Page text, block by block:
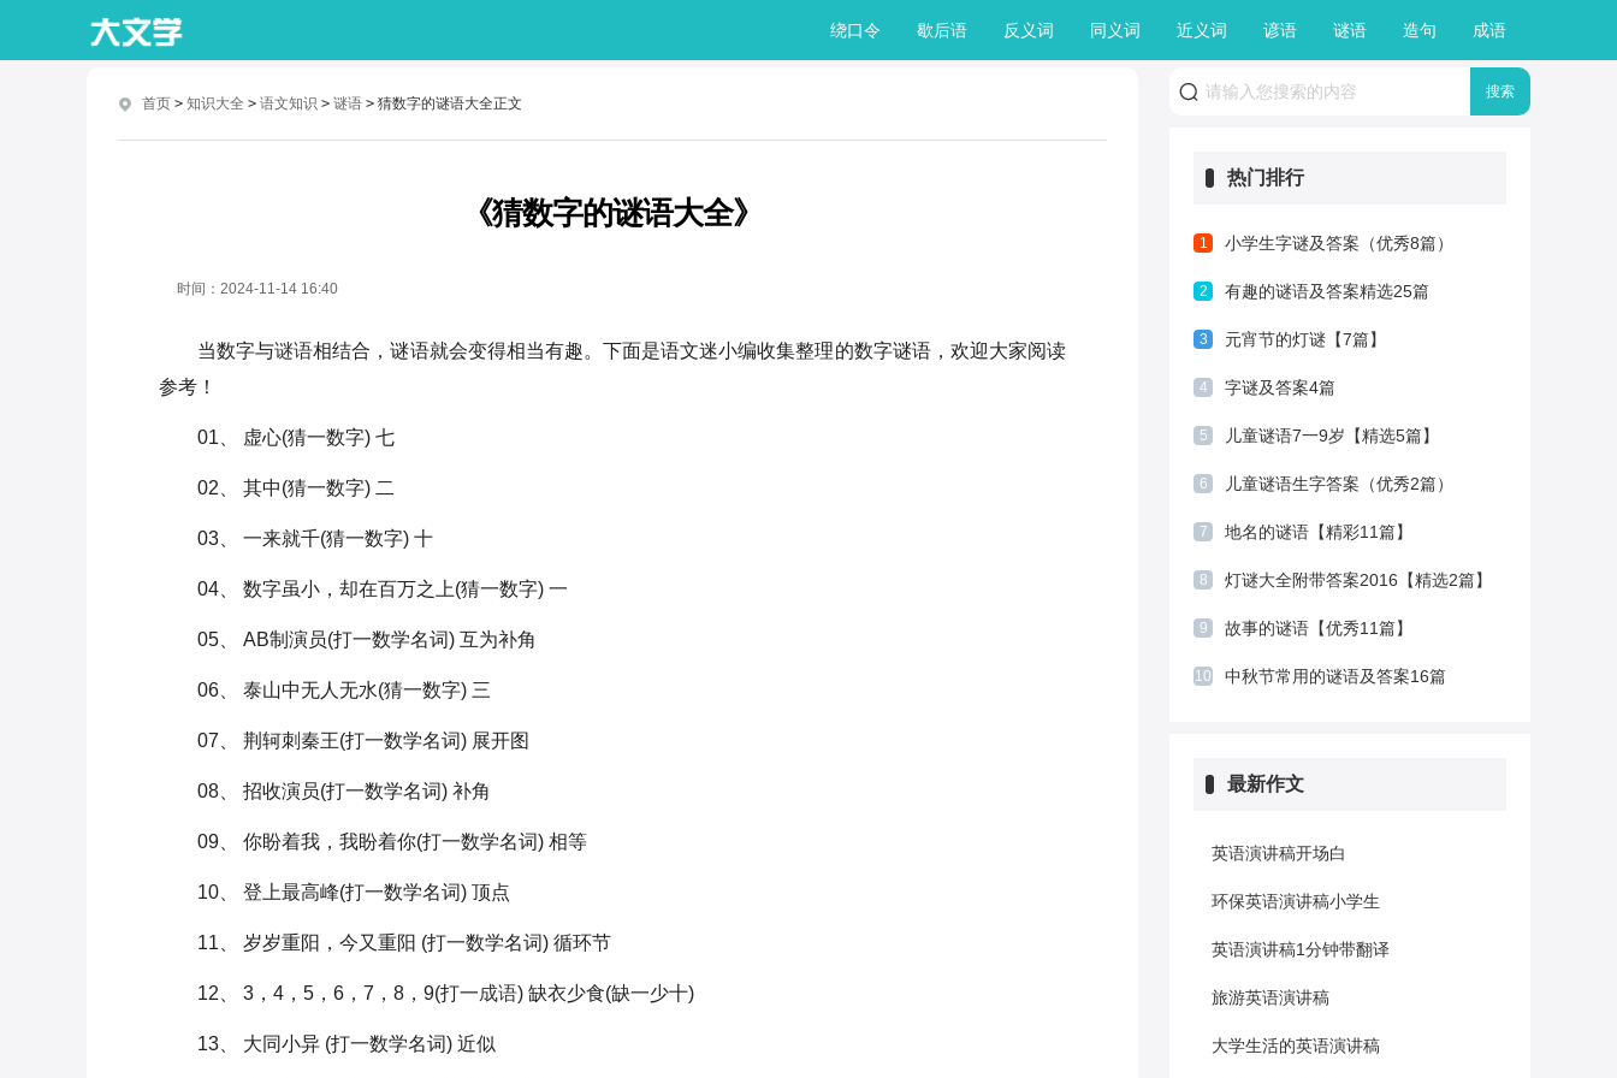
绕口令 歇后语 反义词 同义词 近义词 谚语 谜语 造句 成语
首页 > 知识大全 > 语文知识 > 谜语 > 猜数字的谜语大全正文
《猜数字的谜语大全》
时间： 2024-11-14 16:40
当数字与谜语相结合，谜语就会变得相当有趣。下面是语文迷小编收集整理的数字谜语，欢迎大家阅读
参考！
01、 虚心(猜一数字) 七
02、 其中(猜一数字) 二
03、 一来就千(猜一数字) 十
04、 数字虽小，却在百万之上(猜一数字) 一
05、 AB制演员(打一数学名词) 互为补角
06、 泰山中无人无水(猜一数字) 三
07、 荆轲刺秦王(打一数学名词) 展开图
08、 招收演员(打一数学名词) 补角
09、 你盼着我，我盼着你(打一数学名词) 相等
10、 登上最高峰(打一数学名词) 顶点
11、 岁岁重阳，今又重阳 (打一数学名词) 循环节
12、 3，4，5，6，7，8，9(打一成语) 缺衣少食(缺一少十)
13、 大同小异 (打一数学名词) 近似
热门排行
1 小学生字谜及答案（优秀8篇）
2 有趣的谜语及答案精选25篇
3 元宵节的灯谜【7篇】
4 字谜及答案4篇
5 儿童谜语7一9岁【精选5篇】
6 儿童谜语生字答案（优秀2篇）
7 地名的谜语【精彩11篇】
8 灯谜大全附带答案2016【精选2篇】
9 故事的谜语【优秀11篇】
10 中秋节常用的谜语及答案16篇
最新作文
英语演讲稿开场白
环保英语演讲稿小学生
英语演讲稿1分钟带翻译
旅游英语演讲稿
大学生活的英语演讲稿